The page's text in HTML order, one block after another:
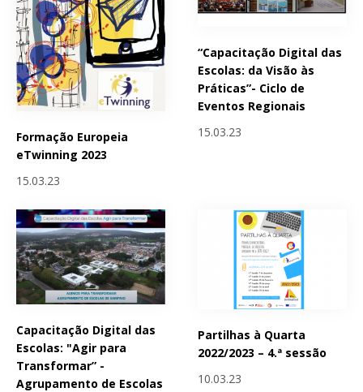
Formação Europeia
eTwinning 2023
15.03.23
“Capacitação Digital das
Escolas: da Visão às
Práticas”- Ciclo de
Eventos Regionais
15.03.23
Capacitação Digital das
Escolas: "Agir para
Transformar” -
Agrupamento de Escolas
Partilhas à Quarta
2022/2023 – 4.ª sessão
10.03.23